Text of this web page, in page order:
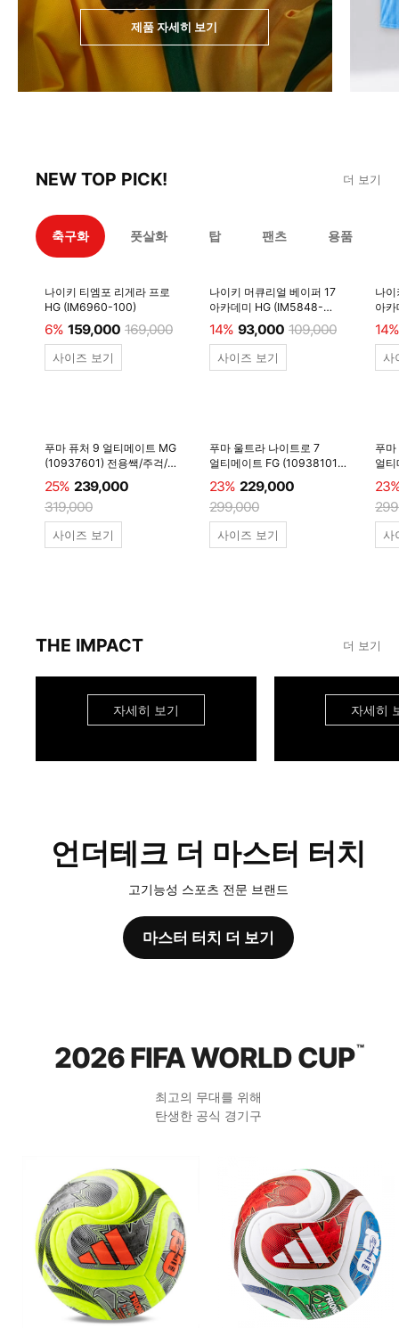
제품 자세히 보기
NEW TOP PICK! 더 보기
축구화 풋살화 탑 팬츠 용품
나이키 티엠포 리게라 프로
HG (IM6960-100)
6% 159,000 169,000
사이즈 보기
나이키 머큐리얼 베이퍼 17
아카데미 HG (IM5848-
600)
14% 93,000 109,000
사이즈 보기
나
아
14%
사
푸마 퓨처 9 얼티메이트 MG
(10937601) 전용쌕/주걱/
양말 #
25% 239,000
319,000
사이즈 보기
푸마 울트라 나이트로 7
얼티메이트 FG (10938101)
전용쌕/주걱/양말 #
23% 229,000
299,000
사이즈 보기
푸
얼
전
사
THE IMPACT 더 보기
자세히 보기 자세히
언더테크 더 마스터 터치
고기능성 스포츠 전문 브랜드
마스터 터치 더 보기
2026 FIFA WORLD CUP™
최고의 무대를 위해
탄생한 공식 경기구